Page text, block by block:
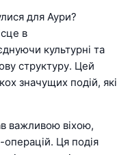
для Аури?
в
культурні та
структуру. Цей
значущих подій, які
важливою віхою,
Ця подія